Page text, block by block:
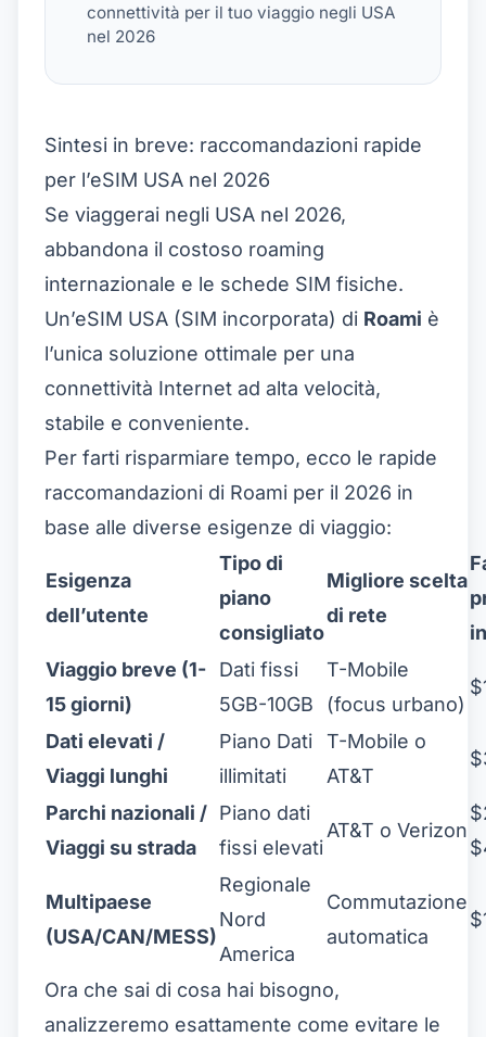
connettività per il tuo viaggio negli USA
nel 2026
Sintesi in breve: raccomandazioni rapide
per l’eSIM USA nel 2026
Se viaggerai negli USA nel 2026,
abbandona il costoso roaming
internazionale e le schede SIM fisiche.
Un’eSIM USA (SIM incorporata) di Roami è
l’unica soluzione ottimale per una
connettività Internet ad alta velocità,
stabile e conveniente.
Per farti risparmiare tempo, ecco le rapide
raccomandazioni di Roami per il 2026 in
base alle diverse esigenze di viaggio:
Esigenza
dell’utente
Tipo di
piano
consigliato
Migliore scelta
di rete
Viaggio breve (1-
15 giorni)
Dati fissi
5GB-10GB
T-Mobile
(focus urbano)
Dati elevati /
Viaggi lunghi
Piano Dati
illimitati
T-Mobile o
AT&T
Parchi nazionali /
Viaggi su strada
Piano dati
fissi elevati
AT&T o Verizon
Multipaese
(USA/CAN/MESS)
Regionale
Nord
America
Commutazione
automatica
Ora che sai di cosa hai bisogno,
analizzeremo esattamente come evitare le